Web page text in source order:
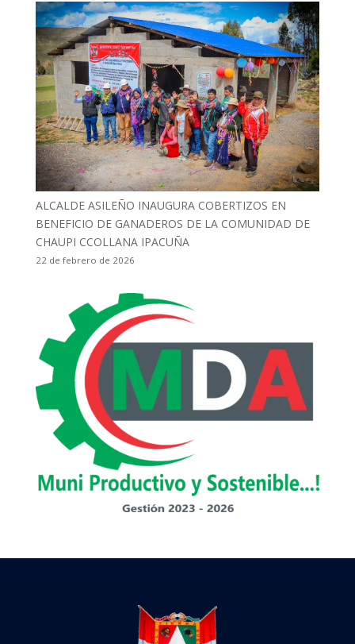
ALCALDE ASILEÑO INAUGURA COBERTIZOS EN
BENEFICIO DE GANADEROS DE LA COMUNIDAD DE
CHAUPI CCOLLANA IPACUÑA
22 de febrero de 2026